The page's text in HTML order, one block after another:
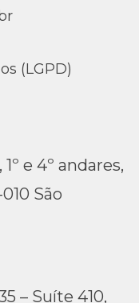
(LGPD)
e 4º andares,
São
– Suíte 410,